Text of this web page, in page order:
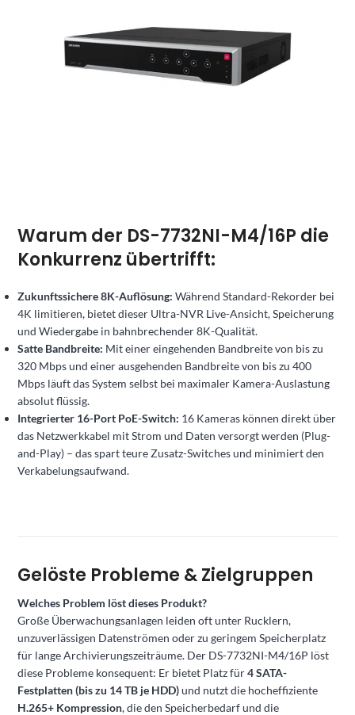
Warum der DS-7732NI-M4/16P die
Konkurrenz übertrifft:
Zukunftssichere 8K-Auflösung: Während Standard-Rekorder bei
4K limitieren, bietet dieser Ultra-NVR Live-Ansicht, Speicherung
und Wiedergabe in bahnbrechender 8K-Qualität.
Satte Bandbreite: Mit einer eingehenden Bandbreite von bis zu
320 Mbps und einer ausgehenden Bandbreite von bis zu 400
Mbps läuft das System selbst bei maximaler Kamera-Auslastung
absolut flüssig.
Integrierter 16-Port PoE-Switch: 16 Kameras können direkt über
das Netzwerkkabel mit Strom und Daten versorgt werden (Plug-
and-Play) – das spart teure Zusatz-Switches und minimiert den
Verkabelungsaufwand.
Gelöste Probleme & Zielgruppen
Welches Problem löst dieses Produkt?
Große Überwachungsanlagen leiden oft unter Rucklern,
unzuverlässigen Datenströmen oder zu geringem Speicherplatz
für lange Archivierungszeiträume. Der DS-7732NI-M4/16P löst
diese Probleme konsequent: Er bietet Platz für4 SATA-
Festplatten (bis zu 14 TB je HDD)und nutzt die hocheffiziente
H.265+ Kompression, die den Speicherbedarf und die